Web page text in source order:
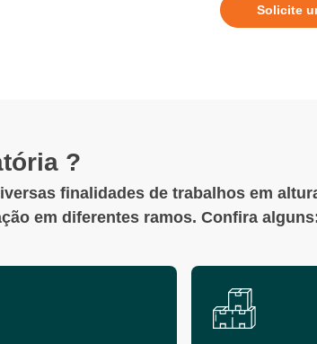
Solicite
?
finalidades de trabalhos em
em diferentes ramos. Confira